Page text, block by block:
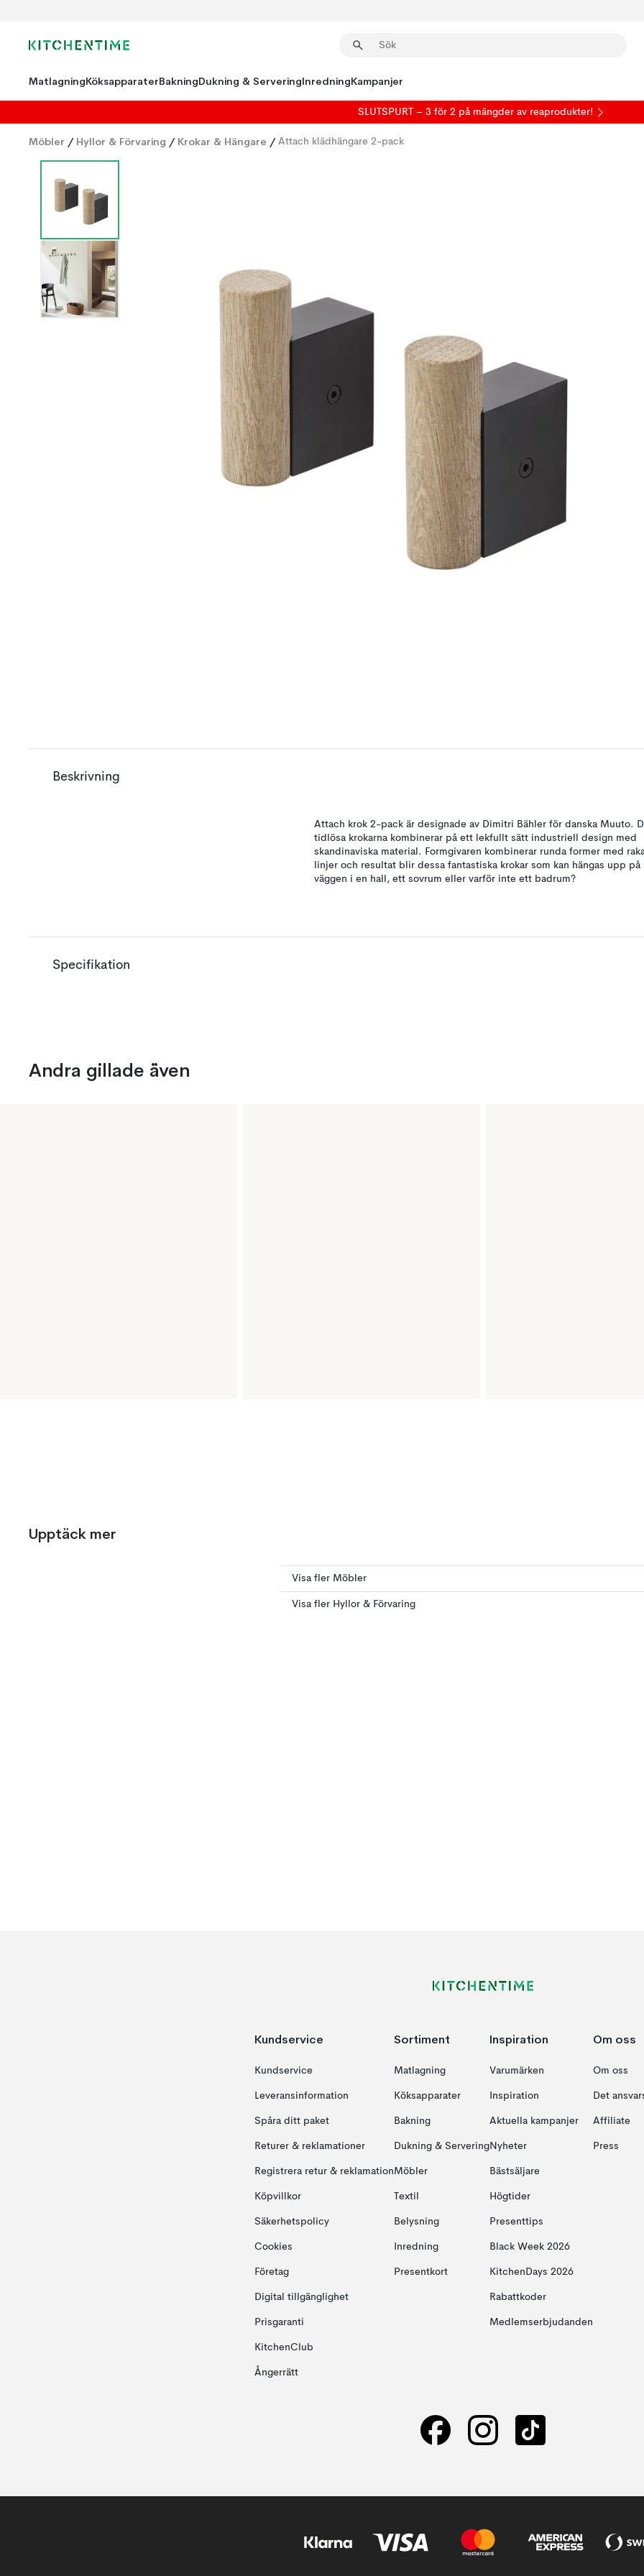
MatlagningKöksapparaterBakningDukning & ServeringInredningKampanjer
SLUTSPURT – 3 för 2 på mängder av reaprodukter!
Möbler / Hyllor & Förvaring / Krokar & Hängare / Attach klädhängare 2-pack
Beskrivning
Attach krok 2-pack är designade av Dimitri Bähler för danska Muuto.
tidlösa krokarna kombinerar på ett lekfullt sätt industriell design med
skandinaviska material. Formgivaren kombinerar runda former med
linjer och resultat blir dessa fantastiska krokar som kan hängas upp på
väggen i en hall, ett sovrum eller varför inte ett badrum?
Specifikation
Andra gillade även
Upptäck mer
Visa fler Möbler
Visa fler Hyllor & Förvaring
Kundservice
Kundservice
Leveransinformation
Spåra ditt paket
Returer & reklamationer
Registrera retur & reklamation
Köpvillkor
Säkerhetspolicy
Cookies
Företag
Digital tillgänglighet
Prisgaranti
KitchenClub
Ångerrätt
Sortiment
Matlagning
Köksapparater
Bakning
Dukning & Servering
Möbler
Textil
Belysning
Inredning
Presentkort
Inspiration
Varumärken
Inspiration
Aktuella kampanjer
Nyheter
Bästsäljare
Högtider
Presenttips
Black Week 2026
KitchenDays 2026
Rabattkoder
Medlemserbjudanden
Om oss
Om oss
Det
Affiliate
Press